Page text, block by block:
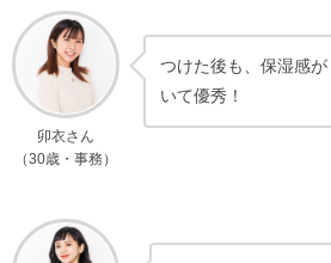
卯衣さん
（30歳・事務）
つけた後も、保湿感
いて優秀！